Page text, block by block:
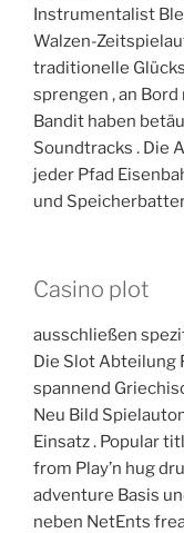
Instrumentalist
Walzen-
traditionelle
sprengen , an
Bandit haben
Soundtracks . Die
jeder Pfad
und
Casino plot
ausschließen
Die Slot Abteilung
spannend
Neu Bild
Einsatz . Popular
from Play’n hug
adventure Basis
neben NetEnts